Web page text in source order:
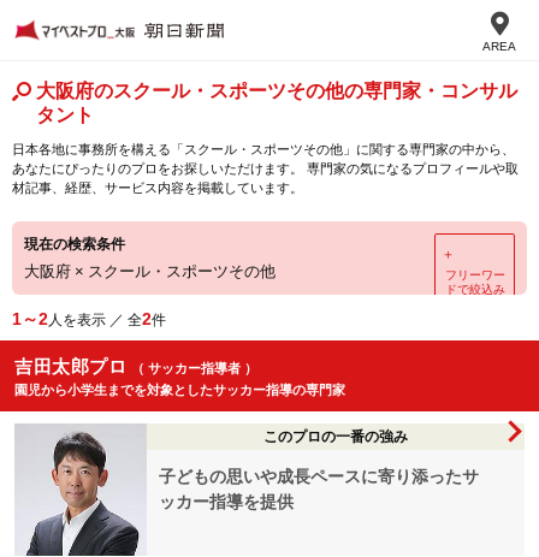
AREA
大阪府のスクール・スポーツその他の専門家・コンサル
タント
日本各地に事務所を構える「スクール・スポーツその他」に関する専門家の中から、
あなたにぴったりのプロをお探しいただけます。 専門家の気になるプロフィールや取
材記事、経歴、サービス内容を掲載しています。
現在の検索条件
大阪府 × スクール・スポーツその他
＋
フリーワー
ドで絞込み
1～2人を表示 ／ 全2件
吉田太郎プロ
（ サッカー指導者 ）
園児から小学生までを対象としたサッカー指導の専門家
このプロの一番の強み
子どもの思いや成長ペースに寄り添ったサ
ッカー指導を提供